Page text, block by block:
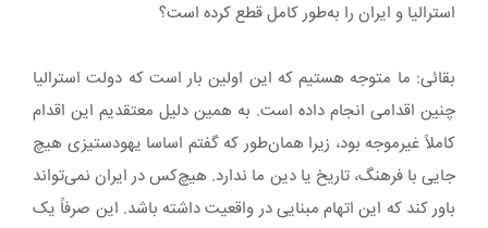
استرالیا و ایران را به‌طور کامل قطع کرده است؟
بقائی: ما متوجه هستیم که این اولین بار است که دولت استرالیا
چنین اقدامی انجام داده است. به همین دلیل معتقدیم این اقدام
کاملاً غیرموجه بود، زیرا همان‌طور که گفتم اساسا یهودستیزی هیچ
جایی با فرهنگ، تاریخ یا دین ما ندارد. هیچ‌کس در ایران نمی‌تواند
باور کند که این اتهام مبنایی در واقعیت داشته باشد. این صرفاً یک